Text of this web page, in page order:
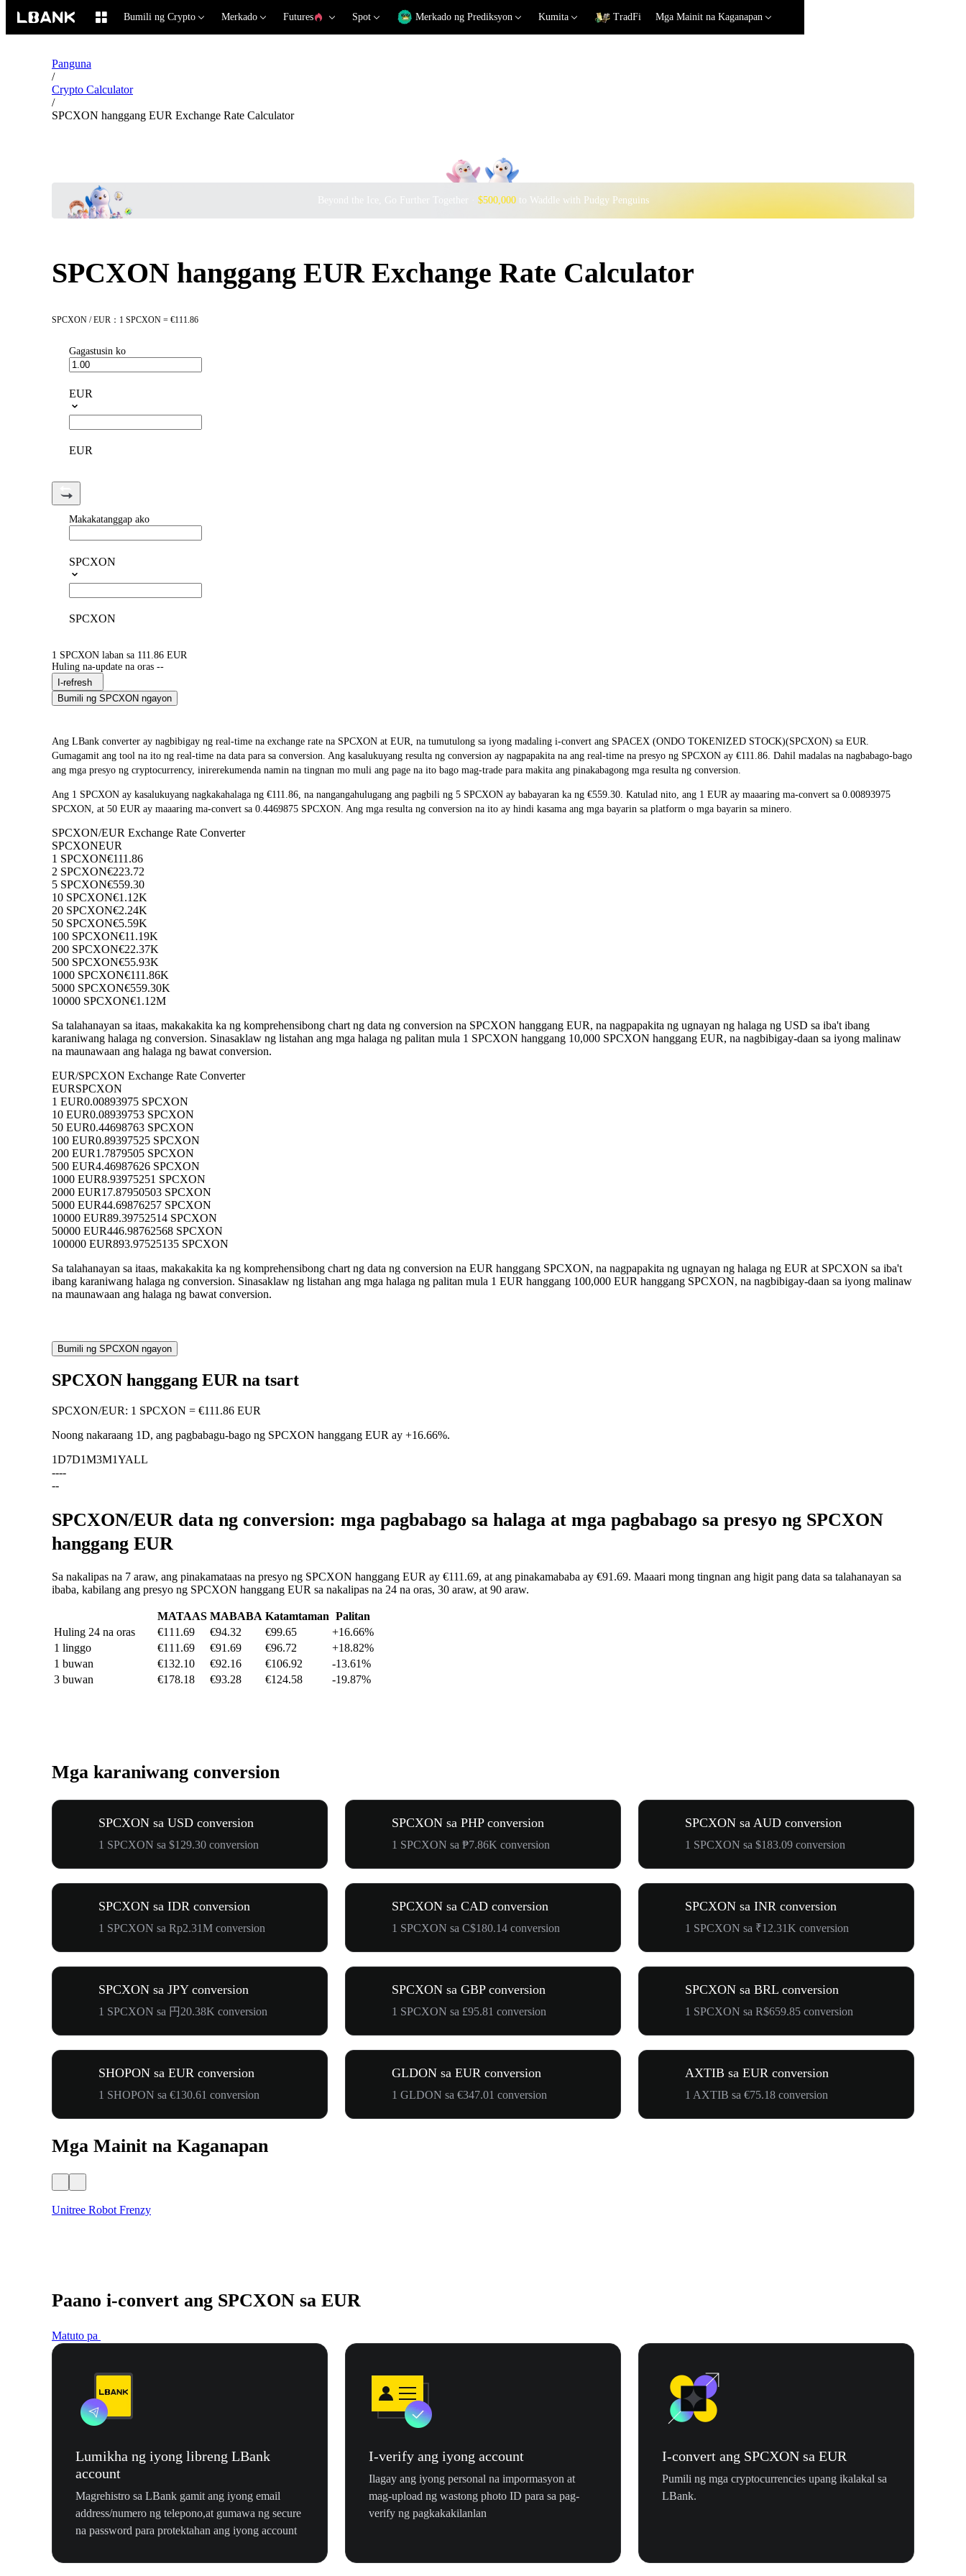
Bumili ng Crypto Merkado Futures Spot Merkado ng Prediksyon Kumita TradFi Mga Mainit na Kaganapan
Panguna
/
Crypto Calculator
/
SPCXON hanggang EUR Exchange Rate Calculator
Beyond the Ice, Go Further Together · $500,000to Waddle with Pudgy Penguins
SPCXON hanggang EUR Exchange Rate Calculator
SPCXON / EUR：1 SPCXON = €111.86
Gagastusin ko
EUR
EUR
Makakatanggap ako
SPCXON
SPCXON
1 SPCXON laban sa 111.86 EUR
Huling na-update na oras --
I-refresh
Bumili ng SPCXON ngayon
Ang LBank converter ay nagbibigay ng real-time na exchange rate na SPCXON at EUR, na tumutulong sa iyong madaling i-convert ang SPACEX (ONDO TOKENIZED STOCK)(SPCXON) sa EUR.
Gumagamit ang tool na ito ng real-time na data para sa conversion. Ang kasalukuyang resulta ng conversion ay nagpapakita na ang real-time na presyo ng SPCXON ay €111.86. Dahil madalas na nagbabago-bago
ang mga presyo ng cryptocurrency, inirerekumenda namin na tingnan mo muli ang page na ito bago mag-trade para makita ang pinakabagong mga resulta ng conversion.
Ang 1 SPCXON ay kasalukuyang nagkakahalaga ng €111.86, na nangangahulugang ang pagbili ng 5 SPCXON ay babayaran ka ng €559.30. Katulad nito, ang 1 EUR ay maaaring ma-convert sa 0.00893975
SPCXON, at 50 EUR ay maaaring ma-convert sa 0.4469875 SPCXON. Ang mga resulta ng conversion na ito ay hindi kasama ang mga bayarin sa platform o mga bayarin sa minero.
SPCXON/EUR Exchange Rate Converter
SPCXONEUR
1 SPCXON€111.86
2 SPCXON€223.72
5 SPCXON€559.30
10 SPCXON€1.12K
20 SPCXON€2.24K
50 SPCXON€5.59K
100 SPCXON€11.19K
200 SPCXON€22.37K
500 SPCXON€55.93K
1000 SPCXON€111.86K
5000 SPCXON€559.30K
10000 SPCXON€1.12M
Sa talahanayan sa itaas, makakakita ka ng komprehensibong chart ng data ng conversion na SPCXON hanggang EUR, na nagpapakita ng ugnayan ng halaga ng USD sa iba't ibang
karaniwang halaga ng conversion. Sinasaklaw ng listahan ang mga halaga ng palitan mula 1 SPCXON hanggang 10,000 SPCXON hanggang EUR, na nagbibigay-daan sa iyong malinaw
na maunawaan ang halaga ng bawat conversion.
EUR/SPCXON Exchange Rate Converter
EURSPCXON
1 EUR0.00893975 SPCXON
10 EUR0.08939753 SPCXON
50 EUR0.44698763 SPCXON
100 EUR0.89397525 SPCXON
200 EUR1.7879505 SPCXON
500 EUR4.46987626 SPCXON
1000 EUR8.93975251 SPCXON
2000 EUR17.87950503 SPCXON
5000 EUR44.69876257 SPCXON
10000 EUR89.39752514 SPCXON
50000 EUR446.98762568 SPCXON
100000 EUR893.97525135 SPCXON
Sa talahanayan sa itaas, makakakita ka ng komprehensibong chart ng data ng conversion na EUR hanggang SPCXON, na nagpapakita ng ugnayan ng halaga ng EUR at SPCXON sa iba't
ibang karaniwang halaga ng conversion. Sinasaklaw ng listahan ang mga halaga ng palitan mula 1 EUR hanggang 100,000 EUR hanggang SPCXON, na nagbibigay-daan sa iyong malinaw
na maunawaan ang halaga ng bawat conversion.
Bumili ng SPCXON ngayon
SPCXON hanggang EUR na tsart
SPCXON/EUR: 1 SPCXON = €111.86 EUR
Noong nakaraang 1D, ang pagbabagu-bago ng SPCXON hanggang EUR ay +16.66%.
1D7D1M3M1YALL
----
--
SPCXON/EUR data ng conversion: mga pagbabago sa halaga at mga pagbabago sa presyo ng SPCXON
hanggang EUR
Sa nakalipas na 7 araw, ang pinakamataas na presyo ng SPCXON hanggang EUR ay €111.69, at ang pinakamababa ay €91.69. Maaari mong tingnan ang higit pang data sa talahanayan sa
ibaba, kabilang ang presyo ng SPCXON hanggang EUR sa nakalipas na 24 na oras, 30 araw, at 90 araw.
MATAAS MABABA Katamtaman Palitan
Huling 24 na oras
€111.69 €94.32 €99.65
+16.66%
1 linggo
€111.69 €91.69 €96.72
+18.82%
1 buwan
€132.10 €92.16 €106.92
-13.61%
3 buwan
€178.18 €93.28 €124.58 -19.87%
Mga karaniwang conversion
SPCXON sa USD conversion
1 SPCXON sa $129.30 conversion
SPCXON sa PHP conversion
1 SPCXON sa ₱7.86K conversion
SPCXON sa AUD conversion
1 SPCXON sa $183.09 conversion
SPCXON sa IDR conversion
1 SPCXON sa Rp2.31M conversion
SPCXON sa CAD conversion
1 SPCXON sa C$180.14 conversion
SPCXON sa INR conversion
1 SPCXON sa ₹12.31K conversion
SPCXON sa JPY conversion
1 SPCXON sa 円20.38K conversion
SPCXON sa GBP conversion
1 SPCXON sa £95.81 conversion
SPCXON sa BRL conversion
1 SPCXON sa R$659.85 conversion
SHOPON sa EUR conversion
1 SHOPON sa €130.61 conversion
GLDON sa EUR conversion
1 GLDON sa €347.01 conversion
AXTIB sa EUR conversion
1 AXTIB sa €75.18 conversion
Mga Mainit na Kaganapan
Unitree Robot Frenzy
Paano i-convert ang SPCXON sa EUR
Matuto pa
Lumikha ng iyong libreng LBank
account
Magrehistro sa LBank gamit ang iyong email
address/numero ng telepono,at gumawa ng secure
na password para protektahan ang iyong account
I-verify ang iyong account
Ilagay ang iyong personal na impormasyon at
mag-upload ng wastong photo ID para sa pag-
verify ng pagkakakilanlan
I-convert ang SPCXON sa EUR
Pumili ng mga cryptocurrencies upang ikalakal sa
LBank.